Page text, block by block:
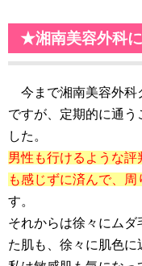
★湘南美容外科
今まで湘南美容外科
ですが、定期的に通う
した。
男性も行けるような評
も感じずに済んで、
す。
それからは徐々にム
た肌も、徐々に肌色に